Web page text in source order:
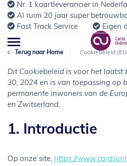
Nr. 1 kaartleverancier in
Al ruim 20 jaar super
Fast Track Service
Eigen
Terug naar Home Cookiebeleid
Dit Cookiebeleid is voor het laatst
30, 2024 en is van toepassing op
permanente inwoners van de
en Zwitserland.
1. Introductie
Op onze site, https://